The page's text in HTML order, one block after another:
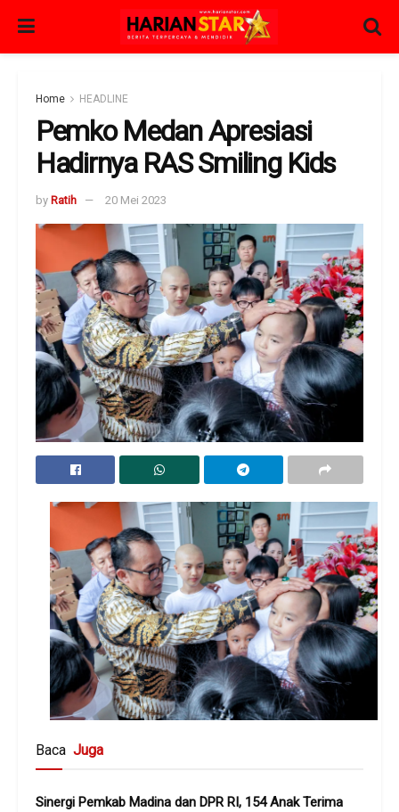
Home HEADLINE
Pemko Medan Apresiasi
Hadirnya RAS Smiling Kids
by Ratih 20 Mei 2023
Baca Juga
Sinergi Pemkab Madina dan DPR RI, 154 Anak Terima